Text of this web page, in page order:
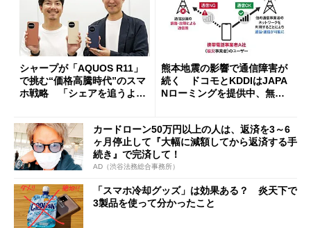
シャープが「AQUOS R11」
で挑む“価格高騰時代”のスマ
ホ戦略 「シェアを追うより
熊本地震の影響で通信障害が
続く ドコモとKDDIはJAPA
Nローミングを提供中、無料
カードローン50万円以上の人は、返済を3～6
ヶ月停止して『大幅に減額してから返済する手
続き』で完済して！
AD（渋谷法務総合事務所）
「スマホ冷却グッズ」は効果ある？ 炎天下で
3製品を使って分かったこと